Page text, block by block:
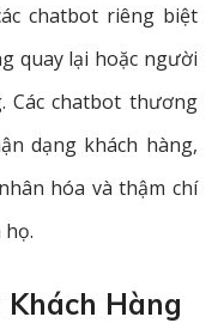
chatbot riêng biệt
quay lại hoặc người
Các chatbot thương
dạng khách hàng,
hóa và thậm chí
Khách Hàng